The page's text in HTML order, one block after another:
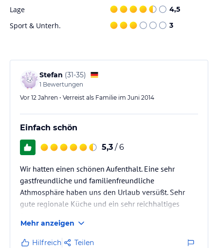
Lage 4,5
Sport & Unterh. 3
Stefan (31-35)
1 Bewertungen
Vor 12 Jahren • Verreist als Familie im Juni 2014
Einfach schön
5,3 / 6
Wir hatten einen schönen Aufenthalt. Eine sehr
gastfreundliche und familienfreundliche
Athmosphäre haben uns den Urlaub versüßt. Sehr
gute regionale Küche und ein sehr reichhaltiges
Mehr anzeigen
Hilfreich Teilen